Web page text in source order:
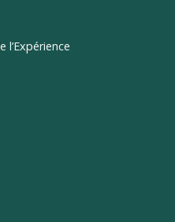
l’Expérience